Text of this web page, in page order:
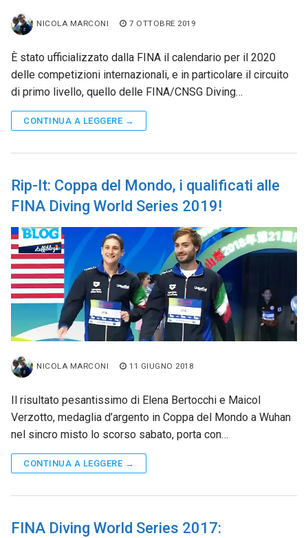
NICOLA MARCONI 7 OTTOBRE 2019
È stato ufficializzato dalla FINA il calendario per il 2020
delle competizioni internazionali, e in particolare il circuito
di primo livello, quello delle FINA/CNSG Diving…
CONTINUA A LEGGERE →
Rip-It: Coppa del Mondo, i qualificati alle
FINA Diving World Series 2019!
NICOLA MARCONI 11 GIUGNO 2018
Il risultato pesantissimo di Elena Bertocchi e Maicol
Verzotto, medaglia d’argento in Coppa del Mondo a Wuhan
nel sincro misto lo scorso sabato, porta con…
CONTINUA A LEGGERE →
FINA Diving World Series 2017: